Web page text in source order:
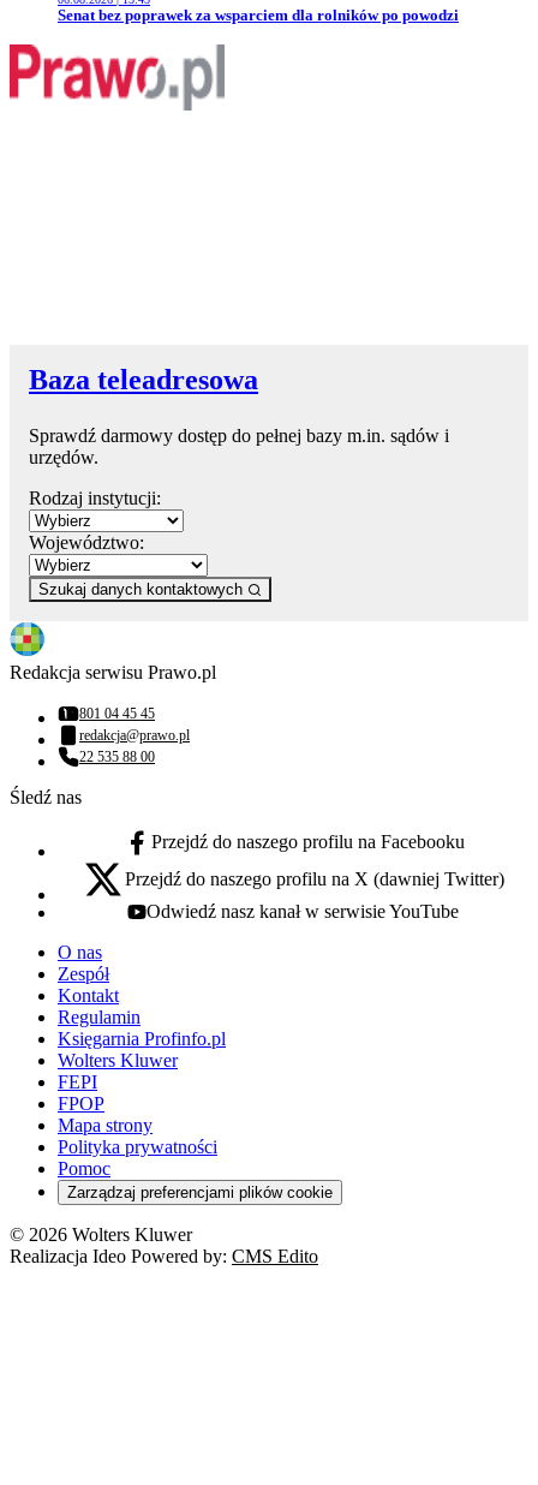
Przejdź do artykułu:
Senat bez poprawek za wsparciem dla rolników po powodzi
Baza teleadresowa
Sprawdź darmowy dostęp do pełnej bazy m.in. sądów i
urzędów.
Rodzaj instytucji:
Województwo:
Szukaj danych kontaktowych
Redakcja serwisu Prawo.pl
Numer telefonu:
801 04 45 45
Adres email:
redakcja@prawo.pl
Numer telefonu:
22 535 88 00
Śledź nas
facebook - otwiera się w nowej karcie
Przejdź do naszego profilu na Facebooku
x - otwiera się w nowej karcie
Przejdź do naszego profilu na X (dawniej Twitter)
youtube - otwiera się w nowej karcie
Odwiedź nasz kanał w serwisie YouTube
O nas
Zespół
Kontakt
Regulamin
Księgarnia Profinfo.pl
Wolters Kluwer
FEPI
FPOP
Mapa strony
Polityka prywatności
Pomoc
Zarządzaj preferencjami plików cookie
© 2026 Wolters Kluwer
Realizacja Ideo Powered by: CMS Edito